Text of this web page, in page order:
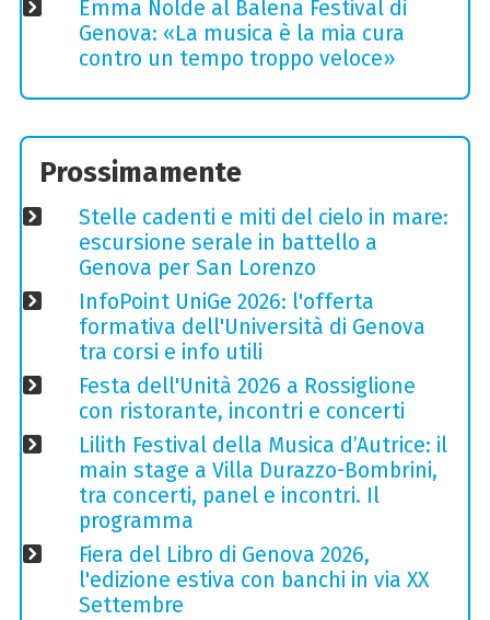
Emma Nolde al Balena Festival di
Genova: «La musica è la mia cura
contro un tempo troppo veloce»
Prossimamente
Stelle cadenti e miti del cielo in mare:
escursione serale in battello a
Genova per San Lorenzo
InfoPoint UniGe 2026: l'offerta
formativa dell'Università di Genova
tra corsi e info utili
Festa dell'Unità 2026 a Rossiglione
con ristorante, incontri e concerti
Lilith Festival della Musica d’Autrice: il
main stage a Villa Durazzo-Bombrini,
tra concerti, panel e incontri. Il
programma
Fiera del Libro di Genova 2026,
l'edizione estiva con banchi in via XX
Settembre